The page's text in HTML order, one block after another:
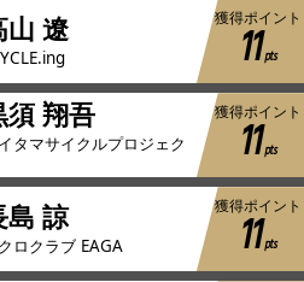
山 遼 獲得ポイント
11pts
須 翔吾
タマサイクルプロジェク
獲得ポイント
11pts
島 諒
ロクラブ EAGA
獲得ポイント
11pts